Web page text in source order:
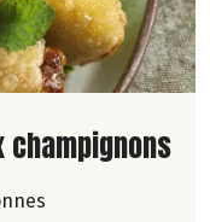
champignons